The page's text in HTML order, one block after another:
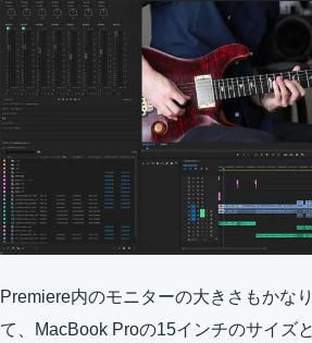
Premiere内のモニターの大きさもかな
て、MacBook Proの15インチのサイズ